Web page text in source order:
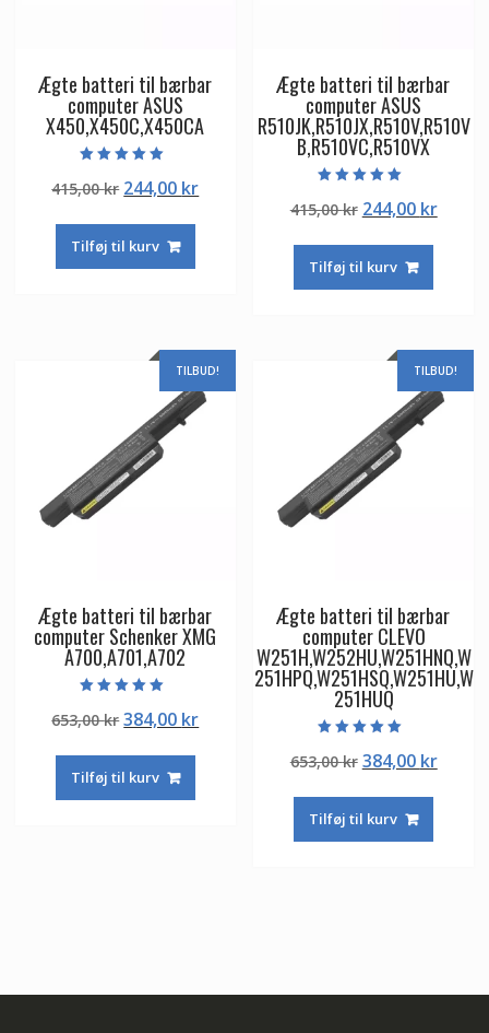
Ægte batteri til bærbar
computer ASUS
X450,X450C,X450CA
5.00
ud af 5
415,00kr Den
pris
var:
244,00 krDen
Tilføj til kurv
Ægte batteri til bærbar
computer ASUS
R510JK,R510JX,R510V,R510V
B,R510VC,R510VX
5.00
ud af 5
415,00kr Den
pris
var:
244,00 krDen
Tilføj til kurv
TILBUD!
Ægte batteri til bærbar
computer Schenker XMG
A700,A701,A702
5.00
ud af 5
653,00krDen
pris
var:
384,00 krDen
Tilføj til kurv
TILBUD!
Ægte batteri til bærbar
computer CLEVO
W251H,W252HU,W251HNQ,W
251HPQ,W251HSQ,W251HU,W
251HUQ
5.00
ud af 5
653,00kr Den
pris
var:
384,00 krDen
Tilføj til kurv